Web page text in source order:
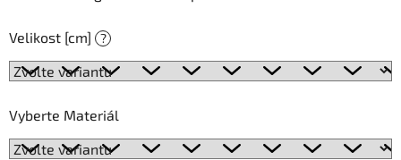
Velikost [cm] ?
Vyberte Materiál